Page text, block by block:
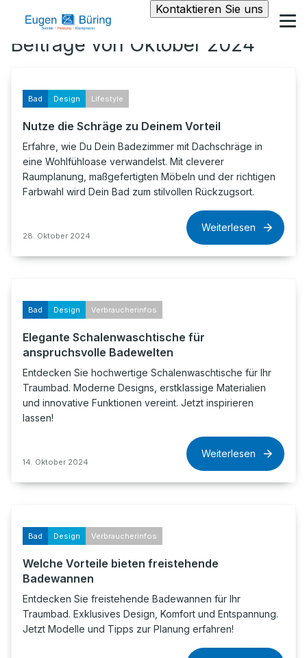
Kontaktieren Sie uns
Beiträge von Oktober 2024
Bad Design Lifestyle
Nutze die Schräge zu Deinem Vorteil
Erfahre, wie Du Dein Badezimmer mit Dachschräge in
eine Wohlfühloase verwandelst. Mit cleverer
Raumplanung, maßgefertigten Möbeln und der richtigen
Farbwahl wird Dein Bad zum stilvollen Rückzugsort.
28. Oktober 2024
Weiterlesen
Bad Design Verbraucherinfos
Elegante Schalenwaschtische für
anspruchsvolle Badewelten
Entdecken Sie hochwertige Schalenwaschtische für Ihr
Traumbad. Moderne Designs, erstklassige Materialien
und innovative Funktionen vereint. Jetzt inspirieren
lassen!
14. Oktober 2024
Weiterlesen
Bad Design Verbraucherinfos
Welche Vorteile bieten freistehende
Badewannen
Entdecken Sie freistehende Badewannen für Ihr
Traumbad. Exklusives Design, Komfort und Entspannung.
Jetzt Modelle und Tipps zur Planung erfahren!